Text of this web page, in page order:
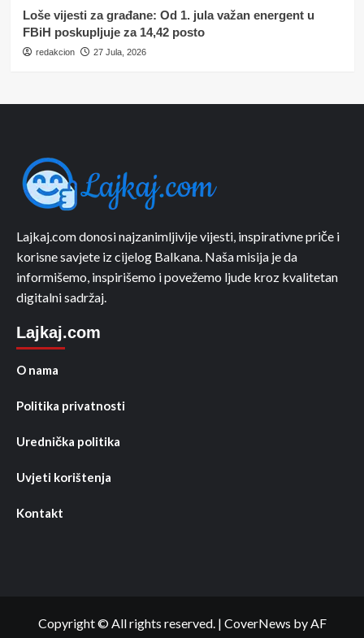
Loše vijesti za građane: Od 1. jula važan energent u
FBiH poskupljuje za 14,42 posto
redakcion 27 Jula, 2026
Lajkaj.com donosi najzanimljivije vijesti, inspirativne priče i
korisne savjete iz cijelog Balkana. Naša misija je da
informišemo, inspirišemo i povežemo ljude kroz kvalitetan
digitalni sadržaj.
Lajkaj.com
O nama
Politika privatnosti
Urednička politika
Uvjeti korištenja
Kontakt
Copyright © All rights reserved. | CoverNews by AF